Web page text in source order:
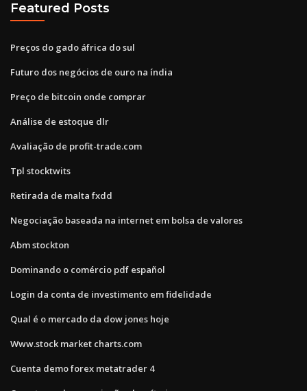
Featured Posts
Preços do gado áfrica do sul
Futuro dos negócios de ouro na índia
Preço de bitcoin onde comprar
Análise de estoque dlr
Avaliação de profit-trade.com
Tpl stocktwits
Retirada de malta fxdd
Negociação baseada na internet em bolsa de valores
Abm stockton
Dominando o comércio pdf español
Login da conta de investimento em fidelidade
Qual é o mercado da dow jones hoje
Www.stock market charts.com
Cuenta demo forex metatrader 4